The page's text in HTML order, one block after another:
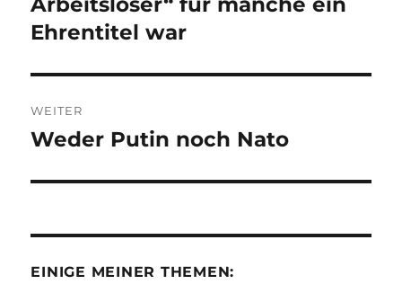
Ehrentitel war
WEITER
Nächster
Weder Putin noch Nato
EINIGE MEINER THEMEN: